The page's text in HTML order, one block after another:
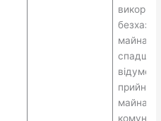
майна,
майна у